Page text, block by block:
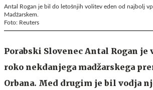
Antal Rogan je bil do letošnjih volitev eden od najbolj
Madžarskem.
Foto: Reuters
Porabski Slovenec Antal Rogan je
roko nekdanjega madžarskega
Orbana. Med drugim je bil vodja